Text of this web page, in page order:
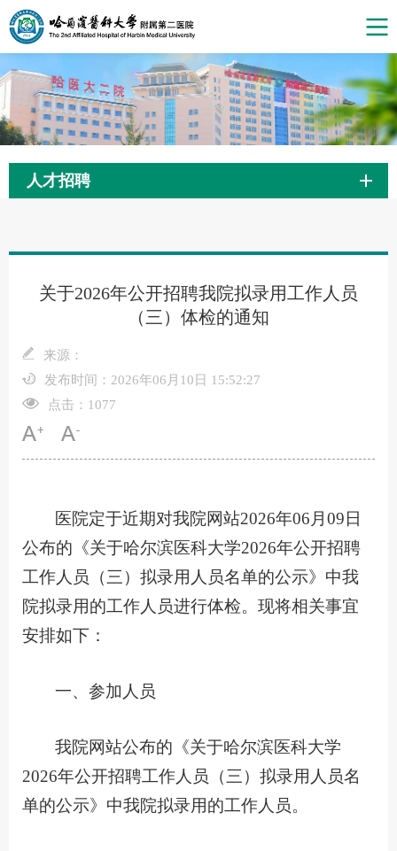
人才招聘
关于2026年公开招聘我院拟录用工作人员
（三）体检的通知
来源：
发布时间：2026年06月10日 15:52:27
点击： 1077
医院定于近期对我院网站2026年06月09日
公布的《关于哈尔滨医科大学2026年公开招聘
工作人员（三）拟录用人员名单的公示》中我
院拟录用的工作人员进行体检。现将相关事宜
安排如下：
一、参加人员
我院网站公布的《关于哈尔滨医科大学
2026年公开招聘工作人员（三）拟录用人员名
单的公示》中我院拟录用的工作人员。